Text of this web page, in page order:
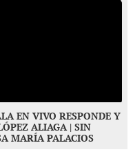
EN VIVO RESPONDE Y
ALIAGA | SIN
MARÍA PALACIOS